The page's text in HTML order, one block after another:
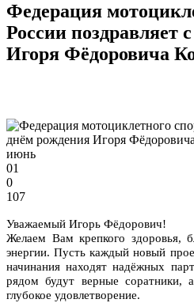
Федерация
России поздравляет
Игоря Фёдоровича
июнь
01
0
107
Уважаемый Игорь Фёдорович!
Желаем Вам крепкого здоровья,
энергии. Пусть каждый новый
начинания находят надёжных
рядом будут верные соратники,
глубокое удовлетворение.